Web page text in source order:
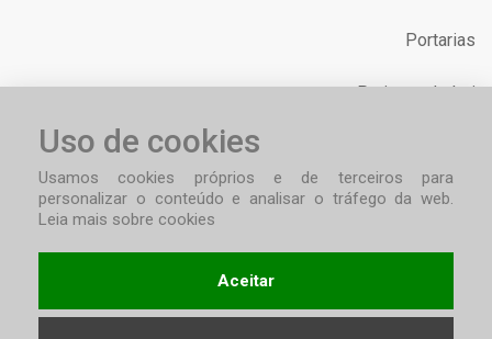
Portarias
Projetos de Lei
Uso de cookies
Usamos cookies próprios e de terceiros para
personalizar o conteúdo e analisar o tráfego da web.
Leia mais sobre cookies
Aceitar